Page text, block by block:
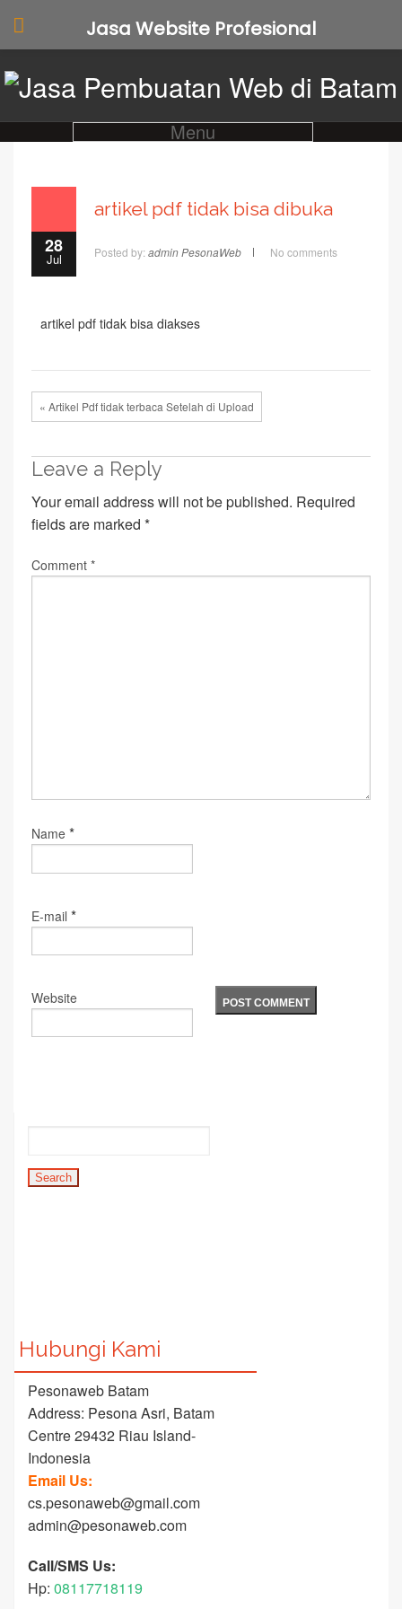
Menu
28
Jul
artikel pdf tidak bisa dibuka
Posted by: admin PesonaWeb No comments
artikel pdf tidak bisa diakses
« Artikel Pdf tidak terbaca Setelah di Upload
Leave a Reply
Your email address will not be published. Required
fields are marked *
Comment *
Name *
E-mail *
Website
Hubungi Kami
Pesonaweb Batam
Address: Pesona Asri, Batam
Centre 29432 Riau Island-
Indonesia
Email Us:
cs.pesonaweb@gmail.com
admin@pesonaweb.com
Call/SMS Us:
Hp: 08117718119
Jasa Website Profesional